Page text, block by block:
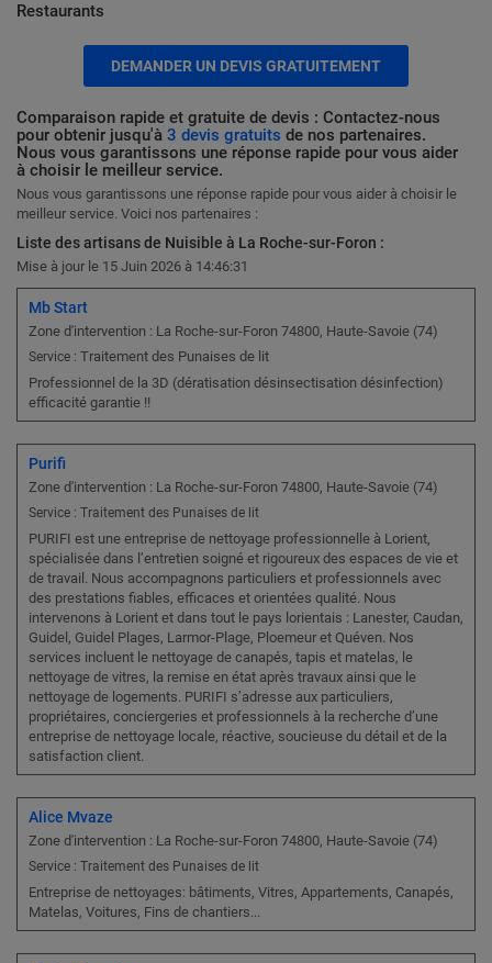
Restaurants
DEMANDER UN DEVIS GRATUITEMENT
Comparaison rapide et gratuite de devis : Contactez-nous
pour obtenir jusqu'à 3 devis gratuits de nos partenaires.
Nous vous garantissons une réponse rapide pour vous aider
à choisir le meilleur service.
Nous vous garantissons une réponse rapide pour vous aider à choisir le
meilleur service. Voici nos partenaires :
Liste des artisans de Nuisible à La Roche-sur-Foron :
Mise à jour le 15 Juin 2026 à 14:46:31
Mb Start
Zone d'intervention : La Roche-sur-Foron 74800, Haute-Savoie (74)
Service : Traitement des Punaises de lit
Professionnel de la 3D (dératisation désinsectisation désinfection)
efficacité garantie !!
Purifi
Zone d'intervention : La Roche-sur-Foron 74800, Haute-Savoie (74)
Service : Traitement des Punaises de lit
PURIFI est une entreprise de nettoyage professionnelle à Lorient,
spécialisée dans l’entretien soigné et rigoureux des espaces de vie et
de travail. Nous accompagnons particuliers et professionnels avec
des prestations fiables, efficaces et orientées qualité. Nous
intervenons à Lorient et dans tout le pays lorientais : Lanester, Caudan,
Guidel, Guidel Plages, Larmor-Plage, Ploemeur et Quéven. Nos
services incluent le nettoyage de canapés, tapis et matelas, le
nettoyage de vitres, la remise en état après travaux ainsi que le
nettoyage de logements. PURIFI s’adresse aux particuliers,
propriétaires, conciergeries et professionnels à la recherche d’une
entreprise de nettoyage locale, réactive, soucieuse du détail et de la
satisfaction client.
Alice Mvaze
Zone d'intervention : La Roche-sur-Foron 74800, Haute-Savoie (74)
Service : Traitement des Punaises de lit
Entreprise de nettoyages: bâtiments, Vitres, Appartements, Canapés,
Matelas, Voitures, Fins de chantiers...